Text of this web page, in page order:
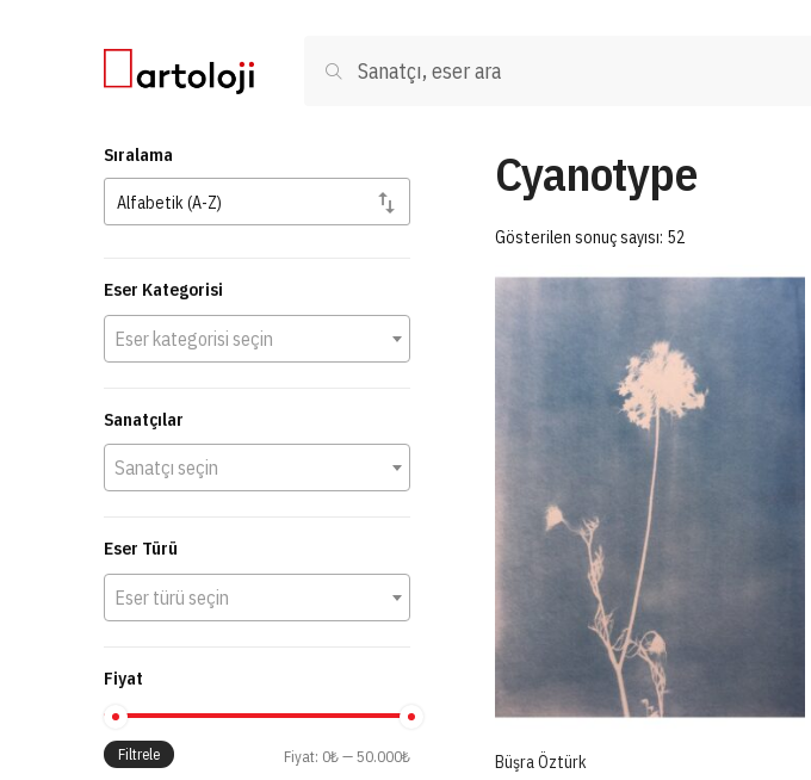
Ara
Cyanotype
Gösterilen sonuç sayısı: 52
Büşra Öztürk
Sıralama
Eser Kategorisi
Eser kategorisi seçin
Sanatçılar
Sanatçı seçin
Eser Türü
Eser türü seçin
Fiyat
Filtrele Fiyat: 0₺—50.000₺